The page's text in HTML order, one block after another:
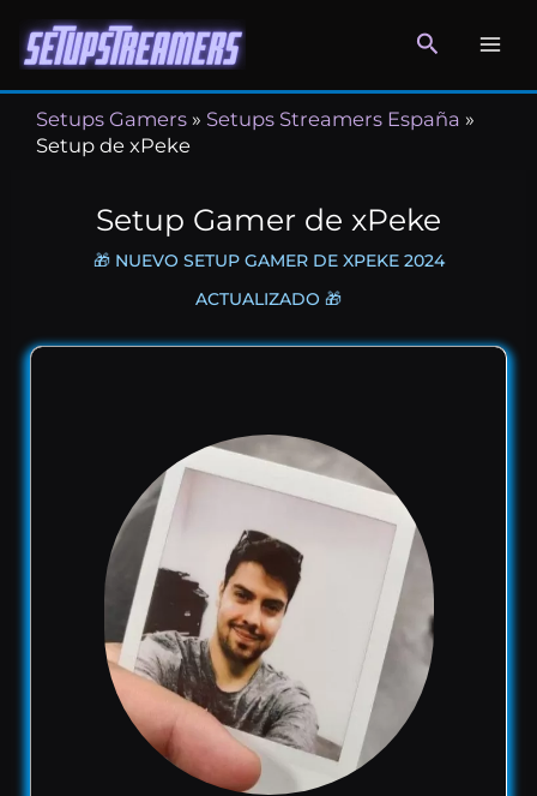
contenido
Setups Gamers » Setups Streamers España »
Setup de xPeke
Setup Gamer de xPeke
🎁 NUEVO SETUP GAMER DE XPEKE 2024
ACTUALIZADO 🎁